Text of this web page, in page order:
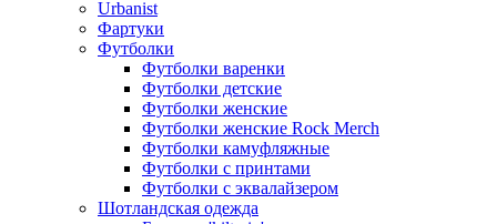
Urbanist
Фартуки
Футболки
Футболки варенки
Футболки детские
Футболки женские
Футболки женские Rock Merch
Футболки камуфляжные
Футболки с принтами
Футболки с эквалайзером
Шотландская одежда